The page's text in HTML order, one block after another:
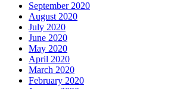
September 2020
August 2020
July 2020
June 2020
May 2020
April 2020
March 2020
February 2020